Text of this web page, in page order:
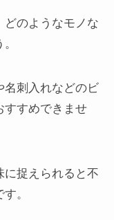
どのようなモノな
名刺入れなどのビ
すすめできませ
に捉えられると不
。